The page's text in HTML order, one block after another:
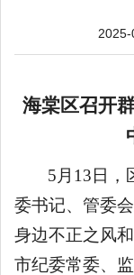
海棠区召开
5月13日，
委书记、管委
身边不正之风
市纪委常委、